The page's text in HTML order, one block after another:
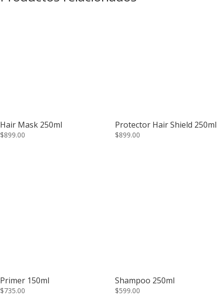
Hair Mask 250ml
$899.00
Protector Hair Shield 250ml
$899.00
Primer 150ml
$735.00
Shampoo 250ml
$599.00